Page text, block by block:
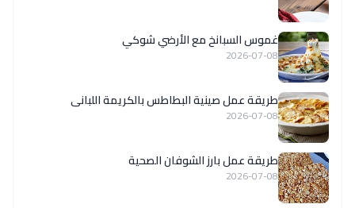
غموس السبانخ مع الأرضي شوكي
2026-07-08
طريقة عمل صينية البطاطس بالكريمة اللبانى
2026-07-08
طريقة عمل بارز الشوفان الصحية
2026-07-08